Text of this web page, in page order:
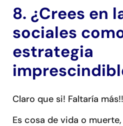
8. ¿Crees en
sociales
estrategia
Claro que si! Faltaría más!!
Es cosa de vida o muerte,